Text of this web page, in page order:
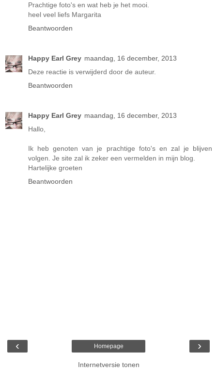
Prachtige foto's en wat heb je het mooi.
heel veel liefs Margarita
Beantwoorden
Happy Earl Grey maandag, 16 december, 2013
Deze reactie is verwijderd door de auteur.
Beantwoorden
Happy Earl Grey maandag, 16 december, 2013
Hallo,
Ik heb genoten van je prachtige foto's en zal je blijven
volgen. Je site zal ik zeker een vermelden in mijn blog.
Hartelijke groeten
Beantwoorden
‹ ›
Homepage
Internetversie tonen